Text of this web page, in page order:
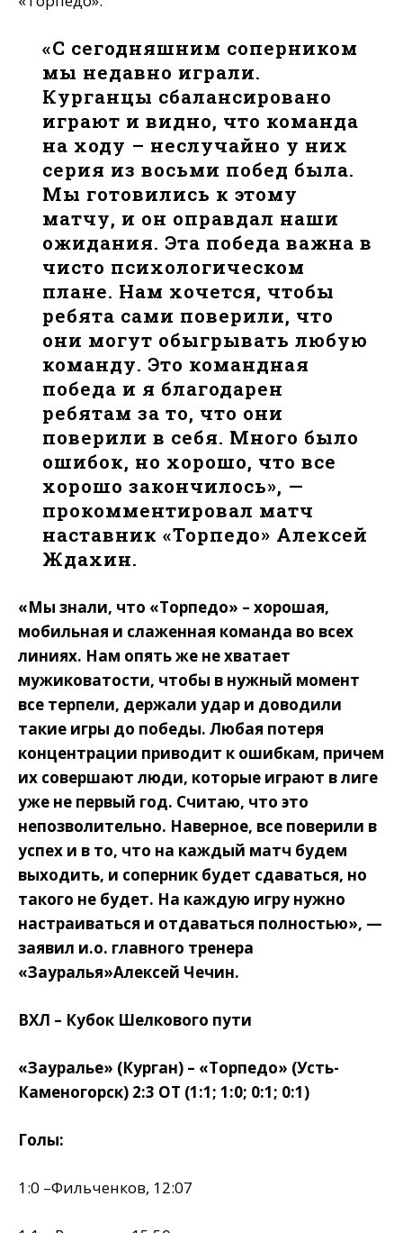
«С сегодняшним соперником
мы недавно играли.
Курганцы сбалансировано
играют и видно, что команда
на ходу – неслучайно у них
серия из восьми побед была.
Мы готовились к этому
матчу, и он оправдал наши
ожидания. Эта победа важна в
чисто психологическом
плане. Нам хочется, чтобы
ребята сами поверили, что
они могут обыгрывать любую
команду. Это командная
победа и я благодарен
ребятам за то, что они
поверили в себя. Много было
ошибок, но хорошо, что все
хорошо закончилось», —
прокомментировал матч
наставник «Торпедо» Алексей
Ждахин.
«Мы знали, что «Торпедо» – хорошая,
мобильная и слаженная команда во всех
линиях. Нам опять же не хватает
мужиковатости, чтобы в нужный момент
все терпели, держали удар и доводили
такие игры до победы. Любая потеря
концентрации приводит к ошибкам, причем
их совершают люди, которые играют в лиге
уже не первый год. Считаю, что это
непозволительно. Наверное, все поверили в
успех и в то, что на каждый матч будем
выходить, и соперник будет сдаваться, но
такого не будет. На каждую игру нужно
настраиваться и отдаваться полностью», —
заявил и.о. главного тренера
«Зауралья»Алексей Чечин.
ВХЛ – Кубок Шелкового пути
«Зауралье» (Курган) – «Торпедо» (Усть-
Каменогорск) 2:3 ОТ (1:1; 1:0; 0:1; 0:1)
Голы:
1:0 –Фильченков, 12:07